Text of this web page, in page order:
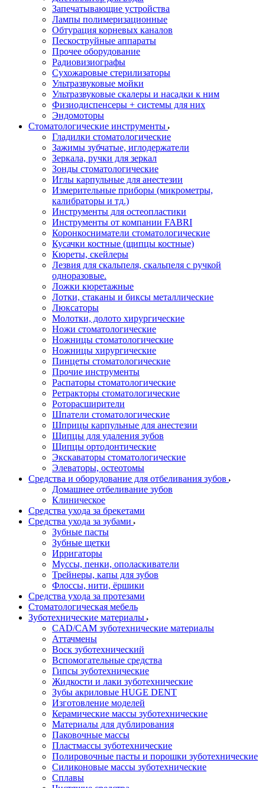
Запечатывающие устройства
Лампы полимеризационные
Обтурация корневых каналов
Пескоструйные аппараты
Прочее оборудование
Радиовизиографы
Сухожаровые стерилизаторы
Ультразвуковые мойки
Ультразвуковые скалеры и насадки к ним
Физиодиспенсеры + системы для них
Эндомоторы
Стоматологические инструменты
Гладилки стоматологические
Зажимы зубчатые, иглодержатели
Зеркала, ручки для зеркал
Зонды стоматологические
Иглы карпульные для анестезии
Измерительные приборы (микрометры,
калибраторы и тд.)
Инструменты для остеопластики
Инструменты от компании FABRI
Коронкосниматели стоматологические
Кусачки костные (щипцы костные)
Кюреты, скейлеры
Лезвия для скальпеля, скальпеля с ручкой
одноразовые.
Ложки кюретажные
Лотки, стаканы и биксы металлические
Люксаторы
Молотки, долото хирургические
Ножи стоматологические
Ножницы стоматологические
Ножницы хирургические
Пинцеты стоматологические
Прочие инструменты
Распаторы стоматологические
Ретракторы стоматологические
Роторасширители
Шпатели стоматологические
Шприцы карпульные для анестезии
Щипцы для удаления зубов
Щипцы ортодонтические
Экскаваторы стоматологические
Элеваторы, остеотомы
Средства и оборудование для отбеливания зубов
Домашнее отбеливание зубов
Клиническое
Средства ухода за брекетами
Средства ухода за зубами
Зубные пасты
Зубные щетки
Ирригаторы
Муссы, пенки, ополаскиватели
Трейнеры, капы для зубов
Флоссы, нити, ёршики
Средства ухода за протезами
Стоматологическая мебель
Зуботехнические материалы
CAD/CAM зуботехнические материалы
Аттачмены
Воск зуботехнический
Вспомогательные средства
Гипсы зуботехнические
Жидкости и лаки зуботехнические
Зубы акриловые HUGE DENT
Изготовление моделей
Керамические массы зуботехнические
Материалы для дублирования
Паковочные массы
Пластмассы зуботехнические
Полировочные пасты и порошки зуботехнические
Силиконовые массы зуботехнические
Сплавы